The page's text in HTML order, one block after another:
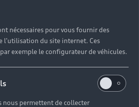
à vos diverses questions
disponibles avec Audi.
nécessaires pour vous fournir des
l'utilisation du site internet. Ces
exemple le configurateur de véhicules.
nous permettent de collecter